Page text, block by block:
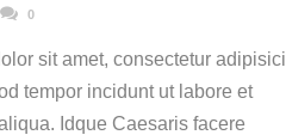
0
sit amet, consectetur adipisici
tempor incidunt ut labore et
Idque Caesaris facere